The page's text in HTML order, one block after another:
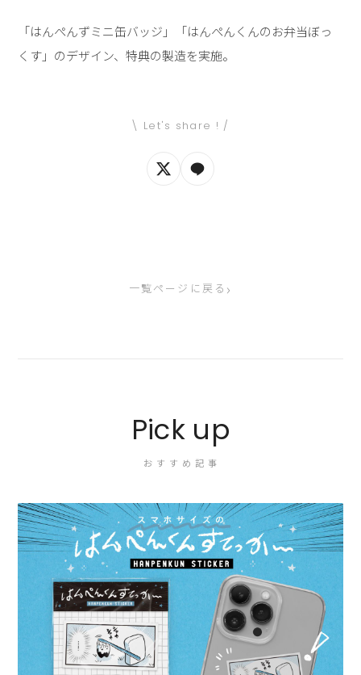
「はんぺんずミニ缶バッジ」「はんぺんくんのお弁当ぼっ
くす」のデザイン、特典の製造を実施。
\ Let's share ! /
一覧ページに戻る ›
Pick up
おすすめ記事